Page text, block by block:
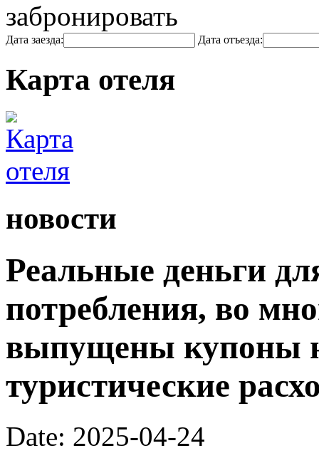
забронировать
Дата заезда: Дата отъезда:
Карта отеля
новости
Реальные деньги
потребления, во
выпущены купоны
туристические
Date: 2025-04-24